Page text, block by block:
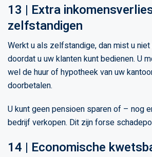
13 | Extra
zelfstandigen
Werkt u als zelfstandige, dan mist u
doordat u uw klanten kunt bedienen. U
wel de huur of hypotheek van uw
doorbetalen.
U kunt geen pensioen sparen of – nog
bedrijf verkopen. Dit zijn forse
14 | Economische